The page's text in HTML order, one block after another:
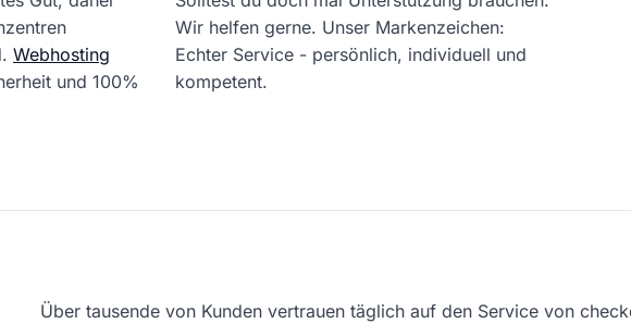
Webhosting
und 100%
Wir helfen gerne. Unser Markenzeichen:
Echter Service - persönlich, individuell und
kompetent.
Über tausende von Kunden vertrauen täglich auf den Service von